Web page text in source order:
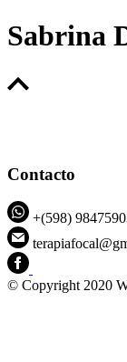
Sabrina
Contacto
+(598)
© Copyright 2020